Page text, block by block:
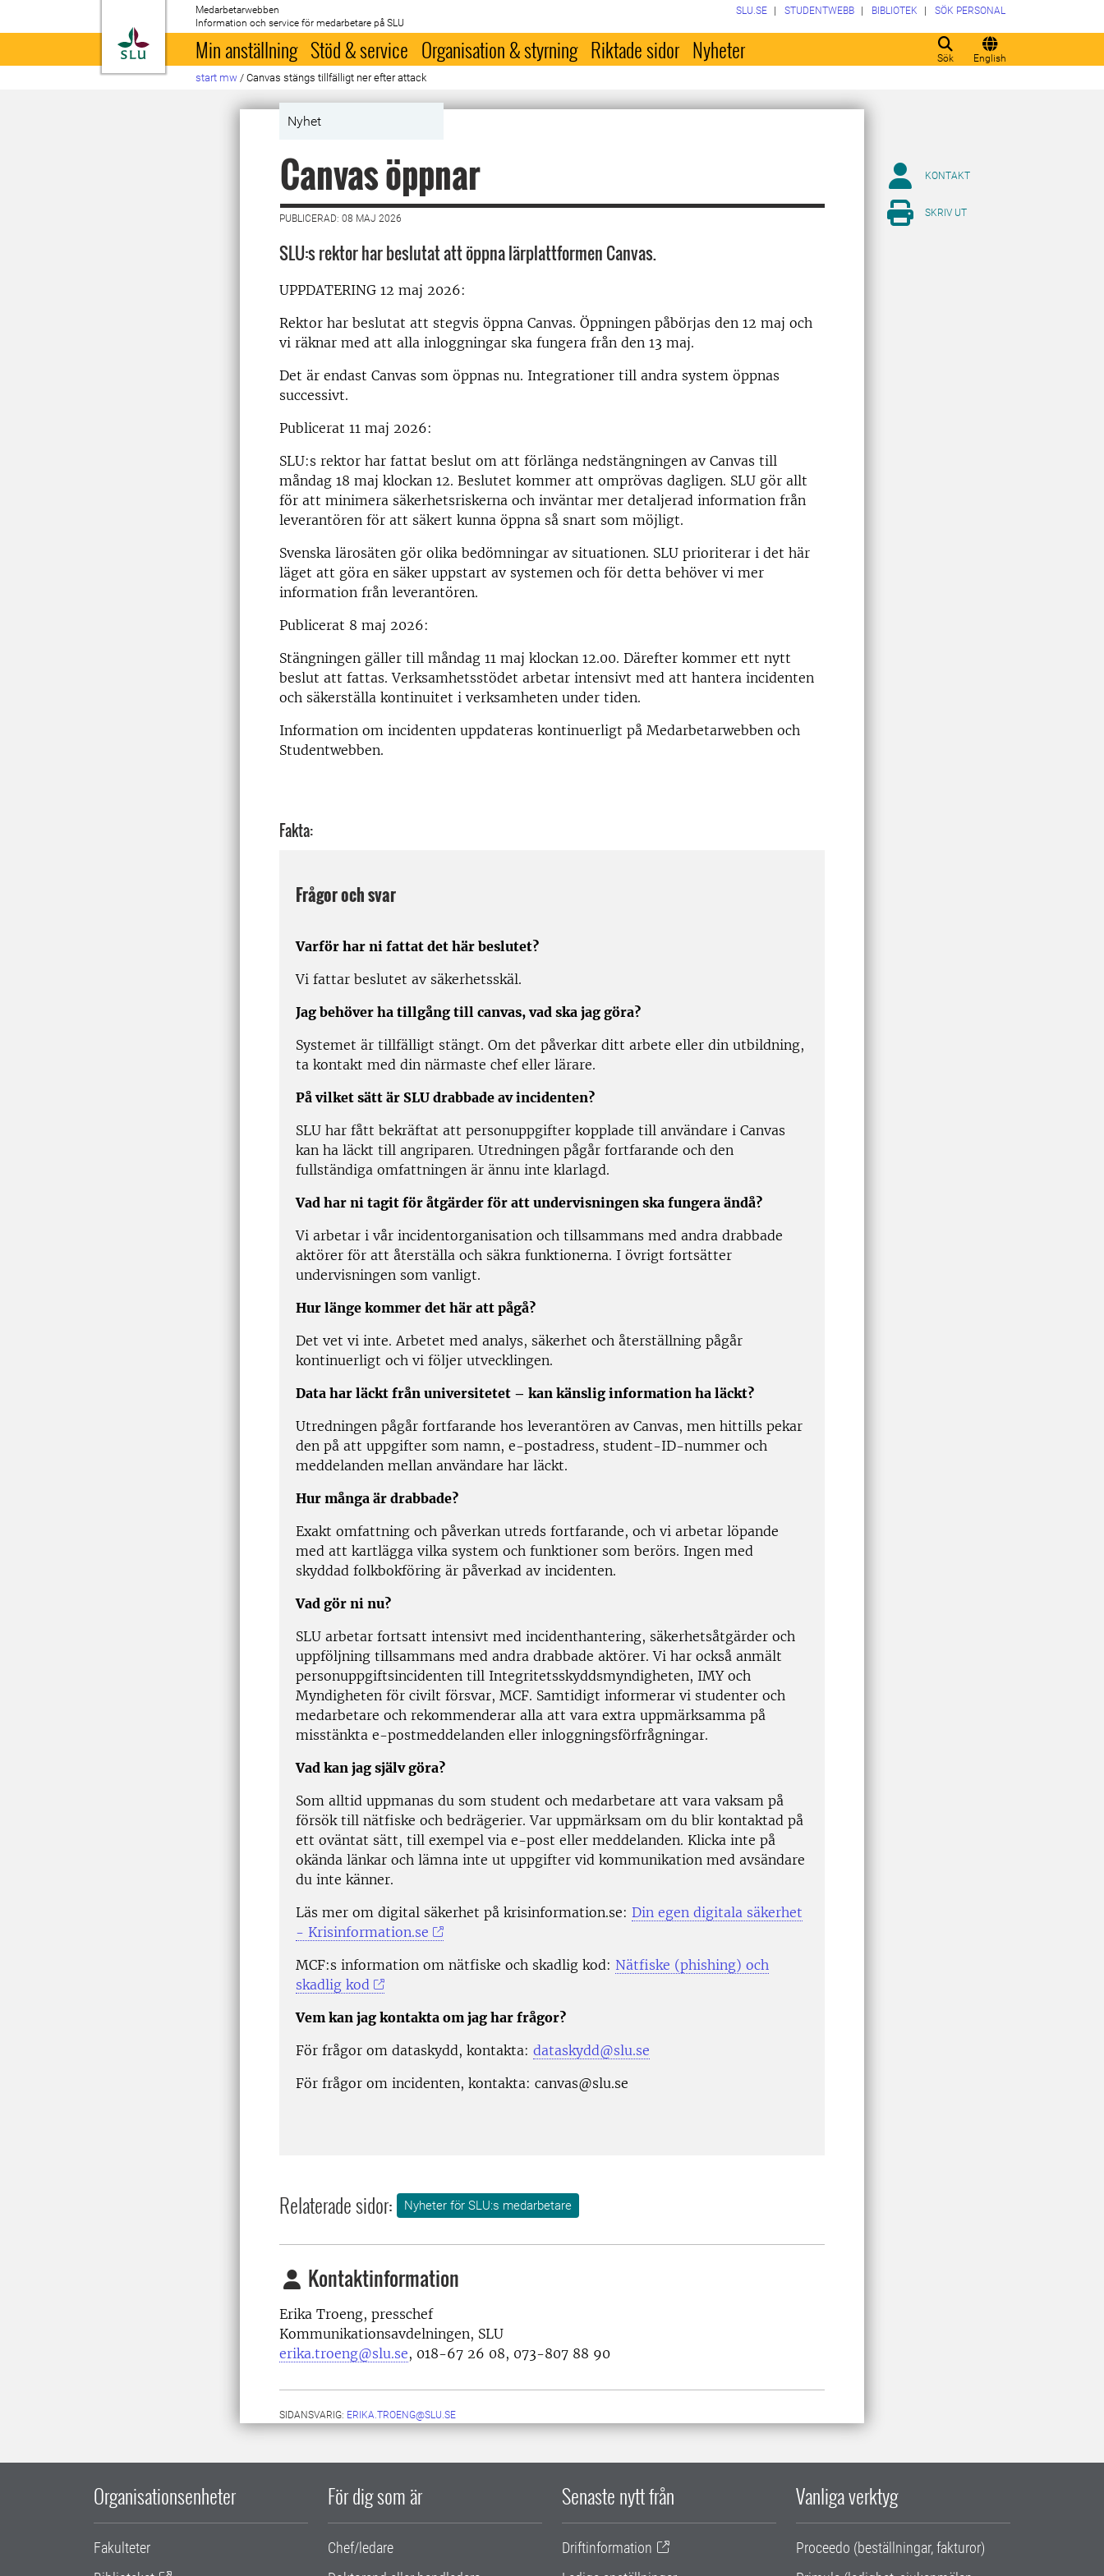
Till startsida
Medarbetarwebben
Information och service för medarbetare på SLU
Sök English
SLU.SE STUDENTWEBB BIBLIOTEK SÖK PERSONAL
Min anställning Stöd & service Organisation & styrning Riktade sidor Nyheter
start mw / Canvas stängs tillfälligt ner efter attack
Nyhet
Canvas öppnar
PUBLICERAD: 08 MAJ 2026
SLU:s rektor har beslutat att öppna lärplattformen Canvas.
UPPDATERING 12 maj 2026:
Rektor har beslutat att stegvis öppna Canvas. Öppningen påbörjas den 12 maj och
vi räknar med att alla inloggningar ska fungera från den 13 maj.
Det är endast Canvas som öppnas nu. Integrationer till andra system öppnas
successivt.
Publicerat 11 maj 2026:
SLU:s rektor har fattat beslut om att förlänga nedstängningen av Canvas till
måndag 18 maj klockan 12. Beslutet kommer att omprövas dagligen. SLU gör allt
för att minimera säkerhetsriskerna och inväntar mer detaljerad information från
leverantören för att säkert kunna öppna så snart som möjligt.
Svenska lärosäten gör olika bedömningar av situationen. SLU prioriterar i det här
läget att göra en säker uppstart av systemen och för detta behöver vi mer
information från leverantören.
Publicerat 8 maj 2026:
Stängningen gäller till måndag 11 maj klockan 12.00. Därefter kommer ett nytt
beslut att fattas. Verksamhetsstödet arbetar intensivt med att hantera incidenten
och säkerställa kontinuitet i verksamheten under tiden.
Information om incidenten uppdateras kontinuerligt på Medarbetarwebben och
Studentwebben.
Fakta:
Frågor och svar
Varför har ni fattat det här beslutet?
Vi fattar beslutet av säkerhetsskäl.
Jag behöver ha tillgång till canvas, vad ska jag göra?
Systemet är tillfälligt stängt. Om det påverkar ditt arbete eller din utbildning,
ta kontakt med din närmaste chef eller lärare.
På vilket sätt är SLU drabbade av incidenten?
SLU har fått bekräftat att personuppgifter kopplade till användare i Canvas
kan ha läckt till angriparen. Utredningen pågår fortfarande och den
fullständiga omfattningen är ännu inte klarlagd.
Vad har ni tagit för åtgärder för att undervisningen ska fungera ändå?
Vi arbetar i vår incidentorganisation och tillsammans med andra drabbade
aktörer för att återställa och säkra funktionerna. I övrigt fortsätter
undervisningen som vanligt.
Hur länge kommer det här att pågå?
Det vet vi inte. Arbetet med analys, säkerhet och återställning pågår
kontinuerligt och vi följer utvecklingen.
Data har läckt från universitetet – kan känslig information ha läckt?
Utredningen pågår fortfarande hos leverantören av Canvas, men hittills pekar
den på att uppgifter som namn, e-postadress, student-ID-nummer och
meddelanden mellan användare har läckt.
Hur många är drabbade?
Exakt omfattning och påverkan utreds fortfarande, och vi arbetar löpande
med att kartlägga vilka system och funktioner som berörs. Ingen med
skyddad folkbokföring är påverkad av incidenten.
Vad gör ni nu?
SLU arbetar fortsatt intensivt med incidenthantering, säkerhetsåtgärder och
uppföljning tillsammans med andra drabbade aktörer. Vi har också anmält
personuppgiftsincidenten till Integritetsskyddsmyndigheten, IMY och
Myndigheten för civilt försvar, MCF. Samtidigt informerar vi studenter och
medarbetare och rekommenderar alla att vara extra uppmärksamma på
misstänkta e-postmeddelanden eller inloggningsförfrågningar.
Vad kan jag själv göra?
Som alltid uppmanas du som student och medarbetare att vara vaksam på
försök till nätfiske och bedrägerier. Var uppmärksam om du blir kontaktad på
ett oväntat sätt, till exempel via e-post eller meddelanden. Klicka inte på
okända länkar och lämna inte ut uppgifter vid kommunikation med avsändare
du inte känner.
Läs mer om digital säkerhet på krisinformation.se: Din egen digitala säkerhet
- Krisinformation.se
MCF:s information om nätfiske och skadlig kod: Nätfiske (phishing) och
skadlig kod
Vem kan jag kontakta om jag har frågor?
För frågor om dataskydd, kontakta: dataskydd@slu.se
För frågor om incidenten, kontakta: canvas@slu.se
Relaterade sidor: Nyheter för SLU:s medarbetare
Kontaktinformation
Erika Troeng, presschef
Kommunikationsavdelningen, SLU
erika.troeng@slu.se, 018-67 26 08, 073-807 88 90
SIDANSVARIG: ERIKA.TROENG@SLU.SE
KONTAKT
SKRIV UT
Organisationsenheter
Fakulteter
För dig som är
Chef/ledare
Senaste nytt från
Driftinformation
Vanliga verktyg
Proceedo (beställningar, fakturor)